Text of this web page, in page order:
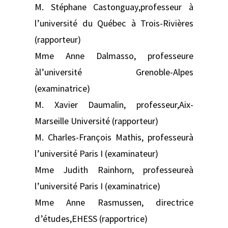
M. Stéphane Castonguay,professeur à
l’université du Québec à Trois-Rivières
(rapporteur)
Mme Anne Dalmasso, professeure
àl’université Grenoble-Alpes
(examinatrice)
M. Xavier Daumalin, professeur,Aix-
Marseille Université (rapporteur)
M. Charles-François Mathis, professeurà
l’université Paris I (examinateur)
Mme Judith Rainhorn, professeureà
l’université Paris I (examinatrice)
Mme Anne Rasmussen, directrice
d’études,EHESS (rapportrice)